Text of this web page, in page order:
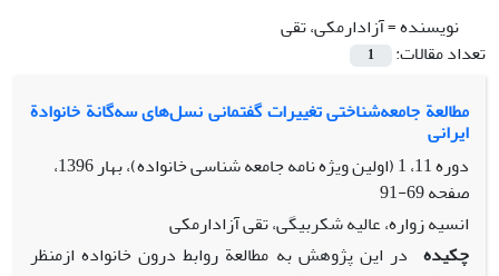
نویسنده =آزادارمکی، تقی
تعداد مقالات:
1
مطالعة جامعه‌شناختی تغییرات گفتمانی نسل‌های سه‌گانة خانوادة
ایرانی
دوره 11، 1 (اولین ویژه نامه جامعه شناسی خانواده)، بهار 1396،
صفحه69-91
انسیه زواره، عالیه شکربیگی، تقی آزادارمکی
چکیده در این پژوهش به مطالعة روابط درون خانواده ازمنظر